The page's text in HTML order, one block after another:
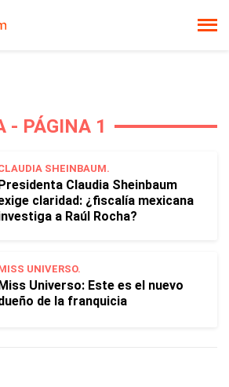
- PÁGINA 1
SHEINBAUM.
Claudia Sheinbaum
claridad: ¿fiscalía mexicana
a Raúl Rocha?
UNIVERSO.
Universo: Este es el nuevo
de la franquicia